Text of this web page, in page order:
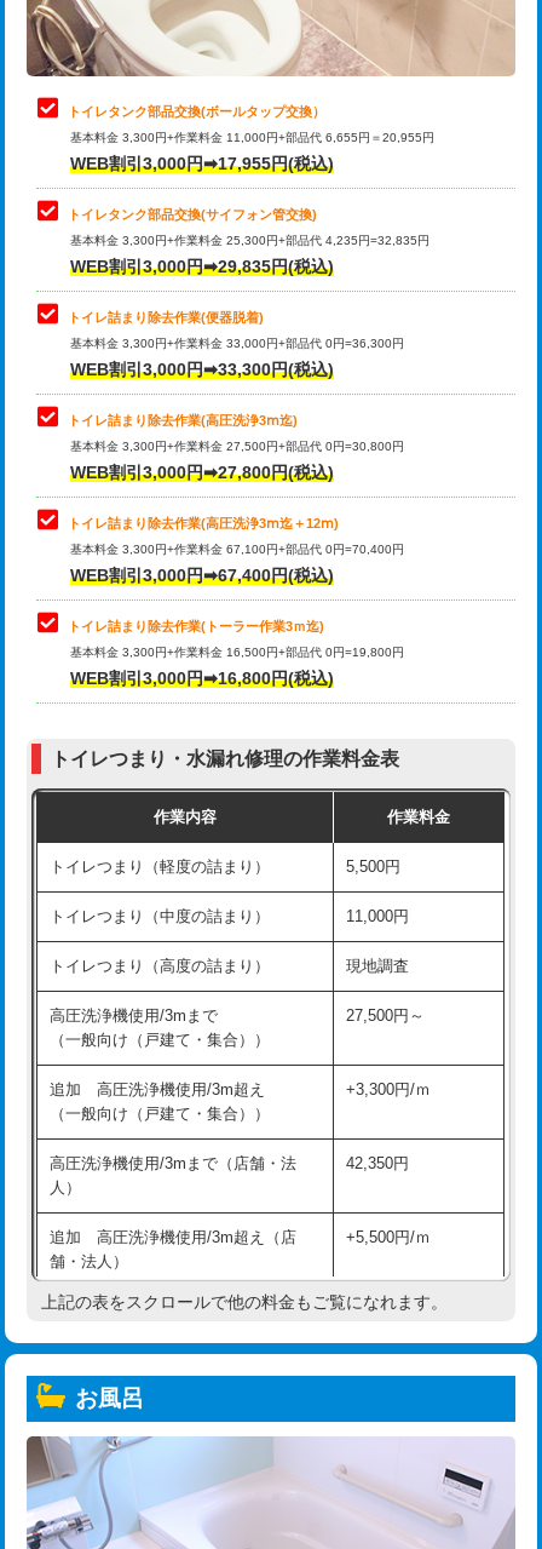
トイレタンク部品交換(ボールタップ交換）
基本料金 3,300円+作業料金 11,000円+部品代 6,655円＝20,955円
WEB割引3,000円➡17,955円(税込)
トイレタンク部品交換(サイフォン管交換)
基本料金 3,300円+作業料金 25,300円+部品代 4,235円=32,835円
WEB割引3,000円➡29,835円(税込)
トイレ詰まり除去作業(便器脱着)
基本料金 3,300円+作業料金 33,000円+部品代 0円=36,300円
WEB割引3,000円➡33,300円(税込)
トイレ詰まり除去作業(高圧洗浄3ⅿ迄)
基本料金 3,300円+作業料金 27,500円+部品代 0円=30,800円
WEB割引3,000円➡27,800円(税込)
トイレ詰まり除去作業(高圧洗浄3ⅿ迄＋12ⅿ)
基本料金 3,300円+作業料金 67,100円+部品代 0円=70,400円
WEB割引3,000円➡67,400円(税込)
トイレ詰まり除去作業(トーラー作業3ｍ迄)
基本料金 3,300円+作業料金 16,500円+部品代 0円=19,800円
WEB割引3,000円➡16,800円(税込)
トイレつまり・水漏れ修理の作業料金表
作業内容 作業料金
トイレつまり（軽度の詰まり） 5,500円
トイレつまり（中度の詰まり） 11,000円
トイレつまり（高度の詰まり） 現地調査
高圧洗浄機使用/3mまで
（一般向け（戸建て・集合））
27,500円～
追加 高圧洗浄機使用/3m超え
（一般向け（戸建て・集合））
+3,300円/ｍ
高圧洗浄機使用/3mまで（店舗・法
人）
42,350円
追加 高圧洗浄機使用/3m超え（店
舗・法人）
+5,500円/ｍ
高度高圧洗浄換 現地調査
トーラー機使用/3mまで
追加トーラー機使用/3m超え
カメラ調査 33,000円
上記の表をスクロールで他の料金もご覧になれます。
お風呂